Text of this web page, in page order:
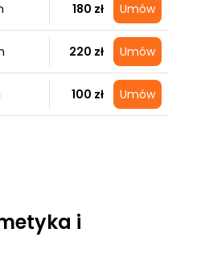
180 zł Umów
220 zł Umów
100 zł Umów
i